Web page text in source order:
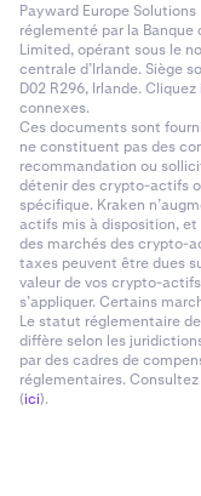
Payward Europe
réglementé par la Banque
Limited, opérant sous le
centrale d’Irlande. Siège
D02 R296, Irlande. Cliquez
connexes.
Ces documents sont
ne constituent pas des
recommandation ou
détenir des crypto-actifs
spécifique. Kraken
actifs mis à disposition, et
des marchés des crypto-
taxes peuvent être dues
valeur de vos crypto-
s’appliquer. Certains
Le statut réglementaire
diffère selon les
par des cadres de
réglementaires.
(ici).